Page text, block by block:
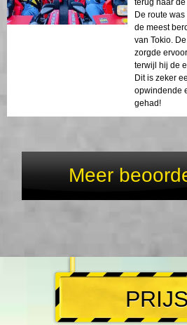
De route
de meest
van Tokio.
zorgde
terwijl hij de
Dit is zeker
opwindende
gehad!
Meer
PRIJS